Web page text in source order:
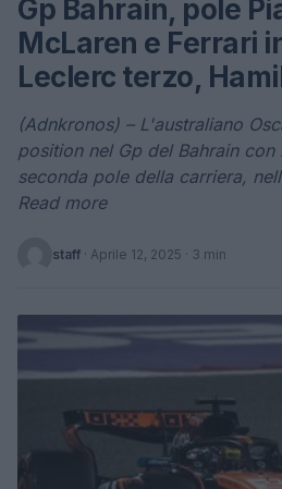
Gp Bahrain, pole
McLaren e Ferrari
Leclerc terzo,
(Adnkronos) – L'australiano
position nel Gp del Bahrain
seconda pole della carriera,
Read more
staff · Aprile 12, 2025 · 3 min